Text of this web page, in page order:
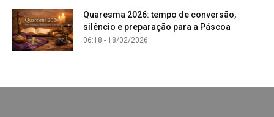
Quaresma 2026: tempo de conversão,
silêncio e preparação para a Páscoa
06:18 - 18/02/2026